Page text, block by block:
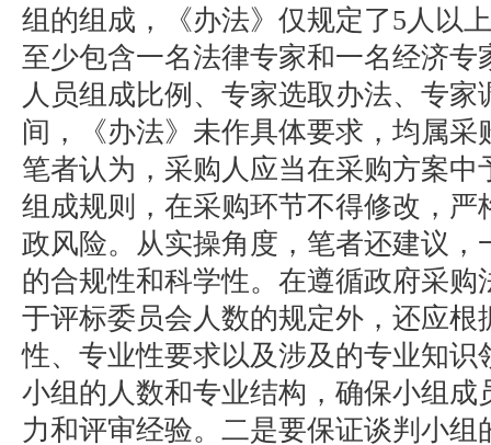
组的组成，《办法》仅规定了5人以
至少包含一名法律专家和一名经济专
人员组成比例、专家选取办法、专
间，《办法》未作具体要求，均属采
笔者认为，采购人应当在采购方案中
组成规则，在采购环节不得修改，严
政风险。从实操角度，笔者还建议，
的合规性和科学性。在遵循政府采购
于评标委员会人数的规定外，还应根
性、专业性要求以及涉及的专业知识
小组的人数和专业结构，确保小组成
力和评审经验。二是要保证谈判小组